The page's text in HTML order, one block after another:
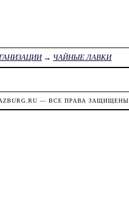
→ ЧАЙНЫЕ ЛАВКИ
— ВСЕ ПРАВА ЗАЩИЩЕНЫ.